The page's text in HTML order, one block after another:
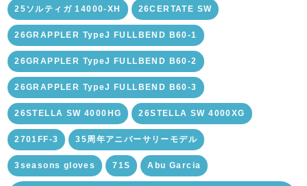
25ソルティガ 14000-XH 26CERTATE SW
26GRAPPLER TypeJ FULLBEND B60-1
26GRAPPLER TypeJ FULLBEND B60-2
26GRAPPLER TypeJ FULLBEND B60-3
26STELLA SW 4000HG 26STELLA SW 4000XG
2701FF-3 35周年アニバーサリーモデル
3seasons gloves 71S Abu Garcia